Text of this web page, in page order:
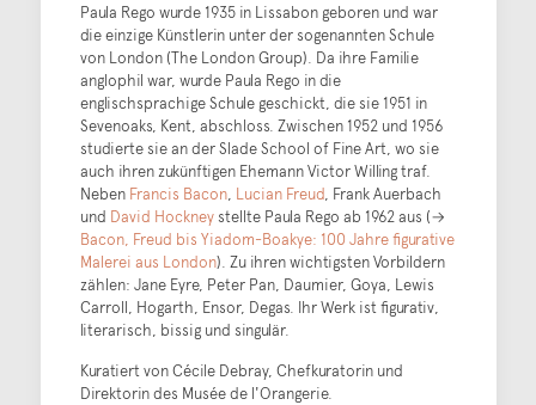
Paula Rego wurde 1935 in Lissabon geboren und war
die einzige Künstlerin unter der sogenannten Schule
von London (The London Group). Da ihre Familie
anglophil war, wurde Paula Rego in die
englischsprachige Schule geschickt, die sie 1951 in
Sevenoaks, Kent, abschloss. Zwischen 1952 und 1956
studierte sie an der Slade School of Fine Art, wo sie
auch ihren zukünftigen Ehemann Victor Willing traf.
Neben Francis Bacon, Lucian Freud, Frank Auerbach
und David Hockneystellte Paula Rego ab 1962 aus (→
Bacon, Freud bis Yiadom-Boakye: 100 Jahre figurative
Malerei aus London). Zu ihren wichtigsten Vorbildern
zählen: Jane Eyre, Peter Pan, Daumier, Goya, Lewis
Carroll, Hogarth, Ensor, Degas. Ihr Werk ist figurativ,
literarisch, bissig und singulär.
Kuratiert von Cécile Debray, Chefkuratorin und
Direktorin des Musée de l'Orangerie.